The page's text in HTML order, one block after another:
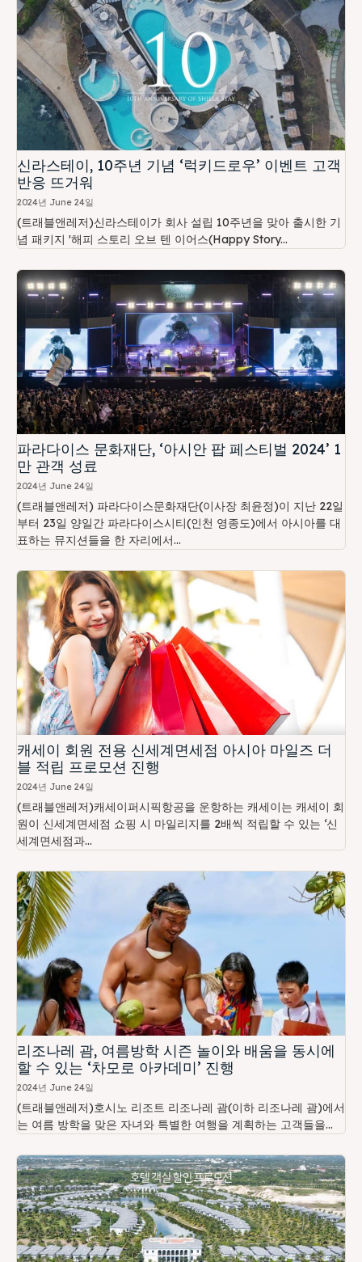
신라스테이, 10주년 기념 ‘럭키드로우’ 이벤트 고객
반응 뜨거워
2024년 June 24일
(트래블앤레저)신라스테이가 회사 설립 10주년을 맞아 출시한 기
념 패키지 '해피 스토리 오브 텐 이어스(Happy Story...
파라다이스 문화재단, ‘아시안 팝 페스티벌 2024’ 1
만 관객 성료
2024년 June 24일
(트래블앤레저) 파라다이스문화재단(이사장 최윤정)이 지난 22일
부터 23일 양일간 파라다이스시티(인천 영종도)에서 아시아를 대
표하는 뮤지션들을 한 자리에서...
캐세이 회원 전용 신세계면세점 아시아 마일즈 더
블 적립 프로모션 진행
2024년 June 24일
(트래블앤레저)캐세이퍼시픽항공을 운항하는 캐세이는 캐세이 회
원이 신세계면세점 쇼핑 시 마일리지를 2배씩 적립할 수 있는 ‘신
세계면세점과...
리조나레 괌, 여름방학 시즌 놀이와 배움을 동시에
할 수 있는 ‘차모로 아카데미’ 진행
2024년 June 24일
(트래블앤레저)호시노 리조트 리조나레 괌(이하 리조나레 괌)에서
는 여름 방학을 맞은 자녀와 특별한 여행을 계획하는 고객들을...